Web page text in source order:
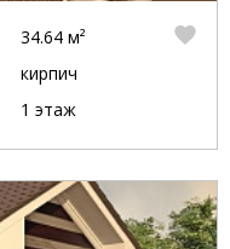
34.64 м²
кирпич
1 этаж